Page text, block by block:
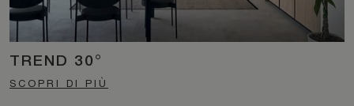
TREND 30°
SCOPRI DI PIÙ